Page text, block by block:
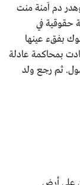
دم اَمنة منت
حقوقية في
بفقء عينها
بمحاكمة عادلة
ثم رجع ولد